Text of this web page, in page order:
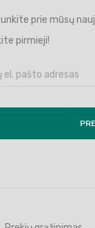
prie mūsų
pirmieji!